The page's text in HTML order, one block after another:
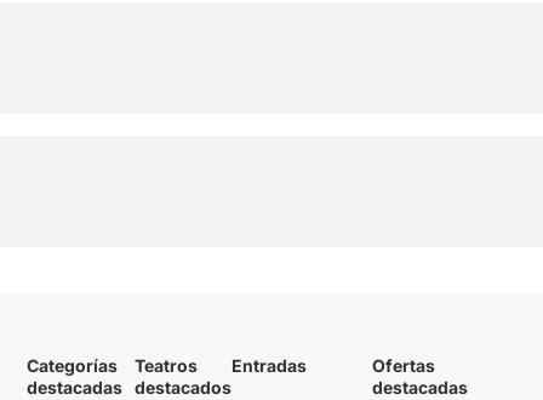
Categorías
destacadas
Teatros
destacados
Entradas
Ofertas
destacadas